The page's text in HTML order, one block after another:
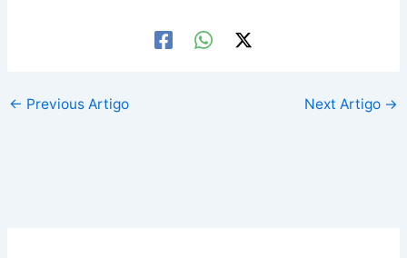
← Previous Artigo Next Artigo →